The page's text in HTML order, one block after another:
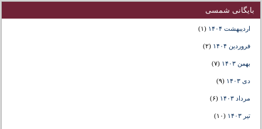
بایگانی شمسی
اردیبهشت ۱۴۰۴ (۱)
فروردین ۱۴۰۴ (۲)
بهمن ۱۴۰۳ (۷)
دی ۱۴۰۳ (۹)
مرداد ۱۴۰۳ (۶)
تیر ۱۴۰۳ (۱۰)